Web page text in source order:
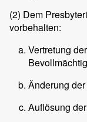
(2) Dem
vorbehalten:
Vertretung
Änderung
Auflösung